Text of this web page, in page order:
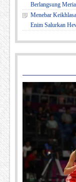
Berlangsung
Menebar
Enim Salurkan